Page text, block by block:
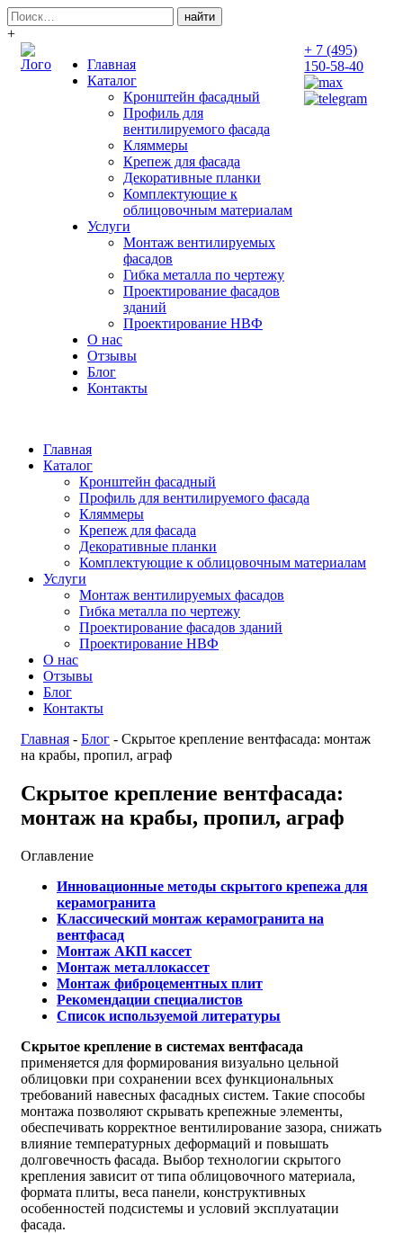
Поиск:
+
Главная
Каталог
Кронштейн фасадный
Профиль для
вентилируемого фасада
Кляммеры
Крепеж для фасада
Декоративные планки
Комплектующие к
облицовочным материалам
Услуги
Монтаж вентилируемых
фасадов
Гибка металла по чертежу
Проектирование фасадов
зданий
Проектирование НВФ
О нас
Отзывы
Блог
Контакты
+ 7 (495)
150-58-40
Главная
Каталог
Кронштейн фасадный
Профиль для вентилируемого фасада
Кляммеры
Крепеж для фасада
Декоративные планки
Комплектующие к облицовочным материалам
Услуги
Монтаж вентилируемых фасадов
Гибка металла по чертежу
Проектирование фасадов зданий
Проектирование НВФ
О нас
Отзывы
Блог
Контакты
Главная - Блог - Скрытое крепление вентфасада: монтаж
на крабы, пропил, аграф
Скрытое крепление вентфасада:
монтаж на крабы, пропил, аграф
Оглавление
Инновационные методы скрытого крепежа для
керамогранита
Классический монтаж керамогранита на
вентфасад
Монтаж АКП кассет
Монтаж металлокассет
Монтаж фиброцементных плит
Рекомендации специалистов
Список используемой литературы
Скрытое крепление в системах вентфасада
применяется для формирования визуально цельной
облицовки при сохранении всех функциональных
требований навесных фасадных систем. Такие способы
монтажа позволяют скрывать крепежные элементы,
обеспечивать корректное вентилирование зазора, снижать
влияние температурных деформаций и повышать
долговечность фасада. Выбор технологии скрытого
крепления зависит от типа облицовочного материала,
формата плиты, веса панели, конструктивных
особенностей подсистемы и условий эксплуатации
фасада.